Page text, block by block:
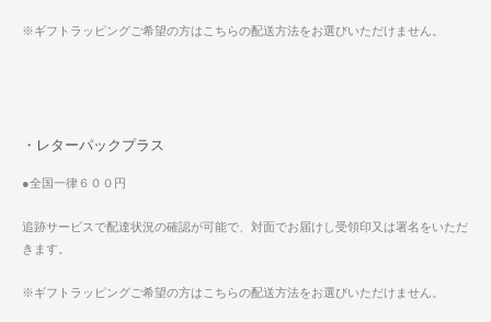
※ギフトラッピングご希望の方はこちらの配送方法をお選びいただけません。
・レターパックプラス
●全国一律６００円
追跡サービスで配達状況の確認が可能で、対面でお届けし受領印又は署名をいただ
きます。
※ギフトラッピングご希望の方はこちらの配送方法をお選びいただけません。